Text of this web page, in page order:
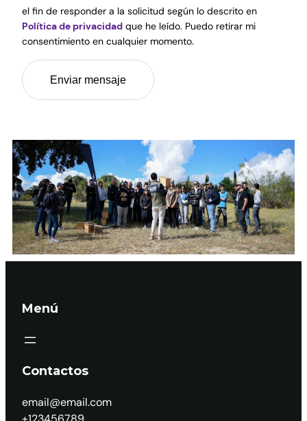
el fin de responder a la solicitud según lo descrito en
Política de privacidad que he leído. Puedo retirar mi
consentimiento en cualquier momento.
Menú
Contactos
email@email.com